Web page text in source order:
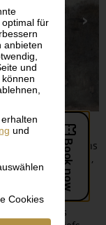
für
anbieten
und
und
Cookies
arrivierten
Monate ins
Zeichnungen,
der Maler in
Frau Ida
aus